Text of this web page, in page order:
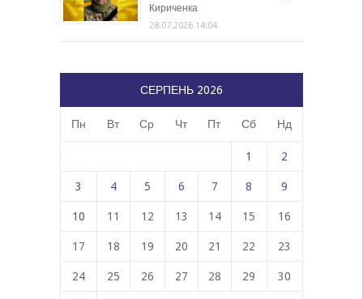
Кириченка
28.07.2026 14:04
СЕРПЕНЬ 2026
Пн Вт Ср Чт Пт Сб Нд
1 2
3 4 5 6 7 8 9
10 11 12 13 14 15 16
17 18 19 20 21 22 23
24 25 26 27 28 29 30